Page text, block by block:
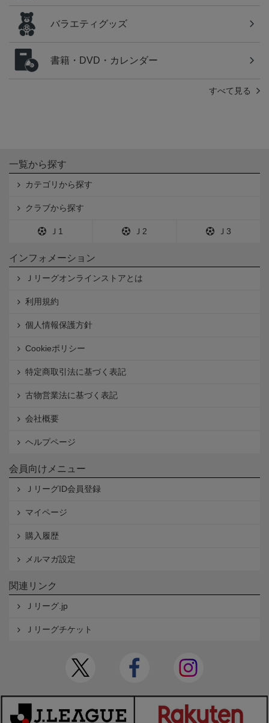
バラエティグッズ
書籍・DVD・カレンダー
すべて見る
一覧から探す
カテゴリから探す
クラブから探す
Ｊ1 Ｊ2 Ｊ3
インフォメーション
Ｊリーグオンラインストアとは
利用規約
個人情報保護方針
Cookieポリシー
特定商取引法に基づく表記
古物営業法に基づく表記
会社概要
ヘルプページ
会員向けメニュー
ＪリーグID会員登録
マイページ
購入履歴
メルマガ設定
関連リンク
Ｊリーグ.jp
Ｊリーグチケット